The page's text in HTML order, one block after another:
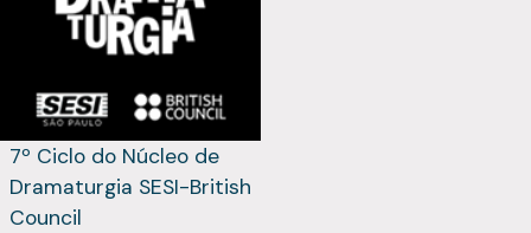
7º Ciclo do Núcleo de
Dramaturgia SESI-British
Council